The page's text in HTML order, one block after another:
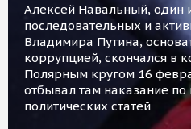
Алексей Навальный, один
последовательных и
Владимира Путина,
коррупцией, скончался в
Полярным кругом 16
отбывал там наказание
политических статей